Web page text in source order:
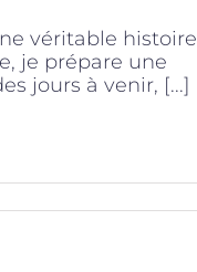
véritable histoire
je prépare une
jours à venir, [...]